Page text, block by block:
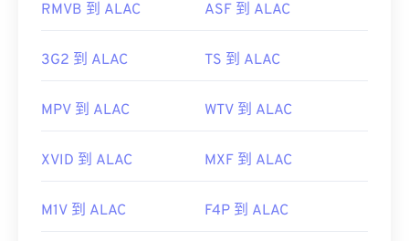
RMVB 到 ALAC ASF 到 ALAC
3G2 到 ALAC TS 到 ALAC
MPV 到 ALAC WTV 到 ALAC
XVID 到 ALAC MXF 到 ALAC
M1V 到 ALAC F4P 到 ALAC